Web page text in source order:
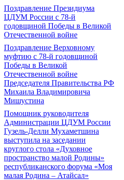
Поздравление Президиума
ЦДУМ России с 78-й
годовщиной Победы в Великой
Отечественной войне
Поздравление Верховному
муфтию с 78-й годовщиной
Победы в Великой
Отечественной войне
Председателя Правительства РФ
Михаила Владимировича
Мишустина
Помощник руководителя
Администрации ЦДУМ России
Гузель-Делли Мухаметшина
выступила на заседании
круглого стола «Духовное
пространство малой Родины»
республиканского форума «Моя
малая Родина – Атайсал»